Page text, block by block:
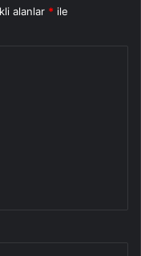
alanlar * ile